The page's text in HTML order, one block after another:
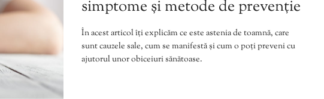
simptome și metode de prevenție
În acest articol îți explicăm ce este astenia de toamnă, care
sunt cauzele sale, cum se manifestă și cum o poți preveni cu
ajutorul unor obiceiuri sănătoase.